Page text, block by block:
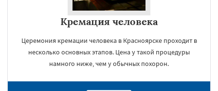
Кремация человека
Церемония кремации человека в Красноярске проходит в
несколько основных этапов. Цена у такой процедуры
намного ниже, чем у обычных похорон.